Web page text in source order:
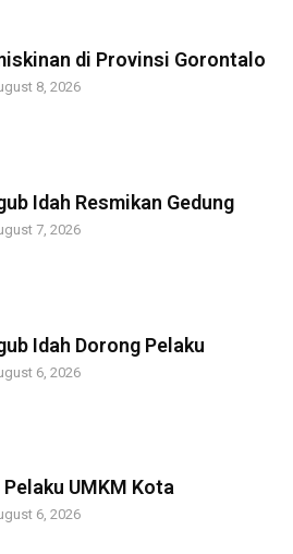
di Provinsi Gorontalo
8, 2026
Idah Resmikan Gedung
7, 2026
Idah Dorong Pelaku
6, 2026
Pelaku UMKM Kota
6, 2026